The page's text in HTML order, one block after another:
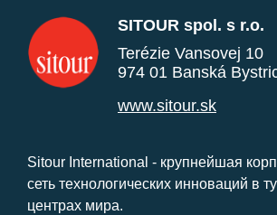
SITOUR spol. s r.o.
Terézie Vansovej 10
974 01 Banská
www.sitour.sk
Sitour International - крупнейшая
сеть технологических инноваций в
центрах мира.